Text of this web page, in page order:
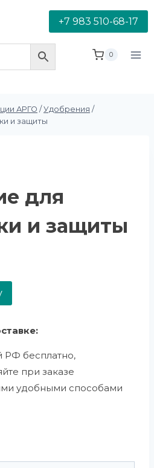
+7 983 510-68-17
0
АРГО / Удобрения /
и защиты
для
и защиты
РФ бесплатно,
при заказе
удобными способами